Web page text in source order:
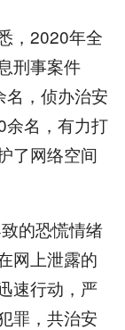
，2020年全
刑事案件
，侦办治安
名，有力打
了网络空间
的恐慌情绪
网上泄露的
速行动，严
罪，共治安